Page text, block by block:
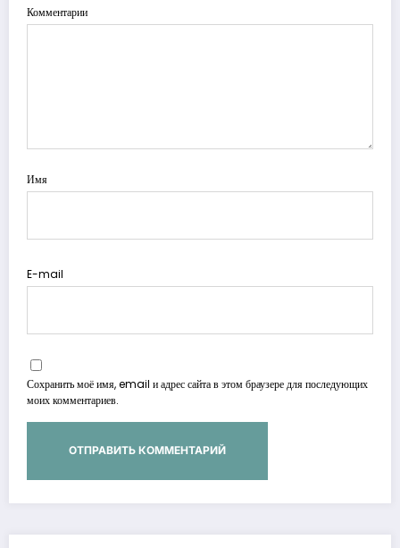
Комментарии
Имя
E-mail
Сохранить моё имя, email и адрес сайта в этом браузере для последующих
моих комментариев.